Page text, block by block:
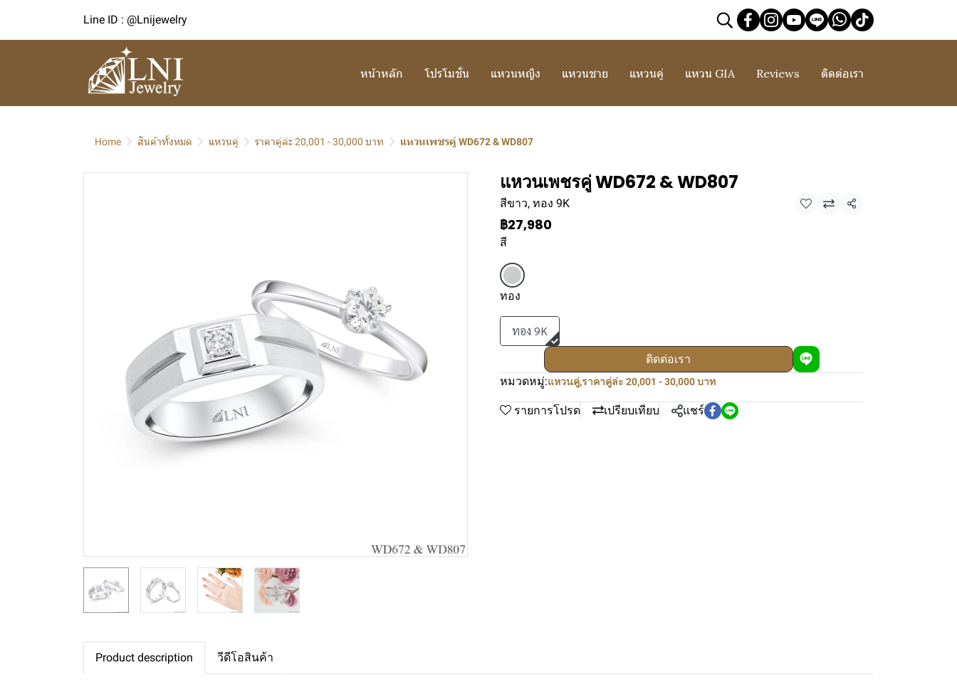
Line ID : @Lnijewelry
หน้าหลัก โปรโมชั่น แหวนหญิง แหวนชาย แหวนคู่ แหวน GIA Reviews ติดต่อเรา
Home สินค้าทั้งหมด แหวนคู่ ราคาคู่ล่ะ 20,001 - 30,000 บาท แหวนเพชรคู่ WD672 & WD807
แหวนเพชรคู่ WD672 & WD807
สีขาว, ทอง 9K แชร์
฿27,980
สี
ทอง
ทอง 9K
ติดต่อเรา
หมวดหมู่:แหวนคู่,ราคาคู่ล่ะ 20,001 - 30,000 บาท
รายการโปรด เปรียบเทียบ แชร์
Product description วีดีโอสินค้า